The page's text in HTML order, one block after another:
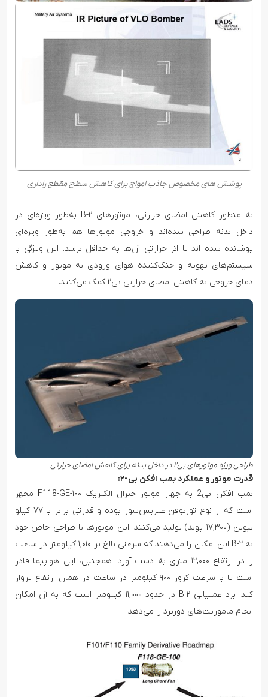
پوشش های مخصوص جاذب امواج برای کاهش سطح مقطع راداری
به منظور کاهش امضای حرارتی، موتورهای B-۲ به‌طور ویژه‌ای در
داخل بدنه طراحی شده‌اند و خروجی موتورها هم به‌طور ویژه‌ای
پوشانده شده اند تا اثر حرارتی آن‌ها به حداقل برسد. این ویژگی با
سیستم‌های تهویه و خنک‌کننده هوای ورودی به موتور و کاهش
دمای خروجی به کاهش امضای حرارتی بی۲ کمک می‌کنند.
طراحی ویژه موتورهای بی۲ در داخل بدنه برای کاهش امضای حرارتی
قدرت موتور و عملکرد بمب افکن بی-۲ :
بمب افکن بی2 به چهار موتور جنرال الکتریک F118-GE-۱۰۰ مجهز
است که از نوع توربوفن غیرپس‌سوز بوده و قدرتی برابر با ۷۷ کیلو
نیوتن (۱۷,۳۰۰ پوند) تولید می‌کنند. این موتورها با طراحی خاص خود
به B-۲ این امکان را می‌دهند که سرعتی بالغ بر ۱,۰۱۰ کیلومتر در ساعت
را در ارتفاع ۱۲,۰۰۰ متری به دست آورد. همچنین، این هواپیما قادر
است تا با سرعت کروز ۹۰۰ کیلومتر در ساعت در همان ارتفاع پرواز
کند. برد عملیاتی B-۲ در حدود ۱۱,۰۰۰ کیلومتر است که به آن امکان
انجام ماموریت‌های دوربرد را می‌دهد.